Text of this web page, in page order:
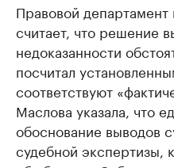
Правовой
считает, что решение
недоказанности
посчитал
соответствуют
Маслова указала, что
обоснование выводов
судебной экспертизы,